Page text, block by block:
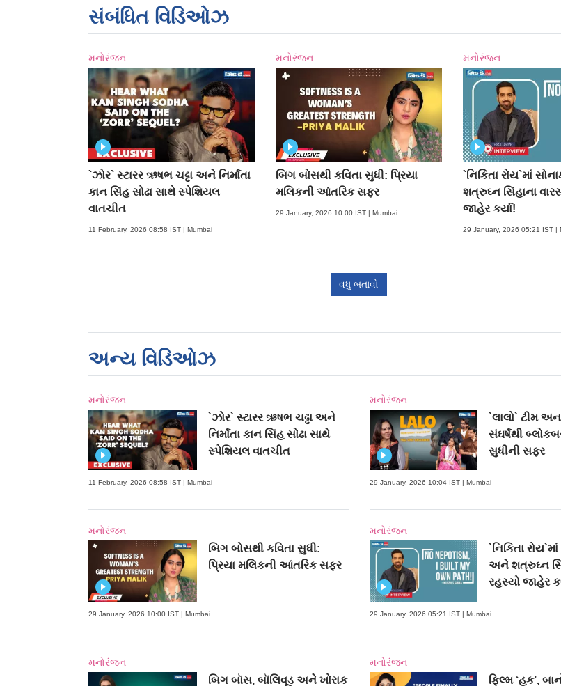
સંબંધિત વિડિઓઝ
મનોરંજન
`ઝોર` સ્ટારર ઋષભ ચઢ્ઢા અને નિર્માતા
કાન સિંહ સોઢા સાથે સ્પેશિયલ
વાતચીત
11 February, 2026 08:58 IST | Mumbai
મનોરંજન
બિગ બોસથી કવિતા સુધી: પ્રિયા
મલિકની આંતરિક સફર
29 January, 2026 10:00 IST | Mumbai
મનોરંજન
`નિકિતા રોય`માં
શત્રુઘ્ન સિંહાના
જાહેર કર્યા!
29 January, 2026 05:21 IST |
વધુ બતાવો
અન્ય વિડિઓઝ
મનોરંજન
`ઝોર` સ્ટારર ઋષભ ચઢ્ઢા અને
નિર્માતા કાન સિંહ સોઢા સાથે
સ્પેશિયલ વાતચીત
11 February, 2026 08:58 IST | Mumbai
મનોરંજન
`લાલો` ટીમ
સંઘર્ષથી
સુધીની સફર
29 January, 2026 10:04 IST | Mumbai
મનોરંજન
બિગ બોસથી કવિતા સુધી:
પ્રિયા મલિકની આંતરિક સફર
29 January, 2026 10:00 IST | Mumbai
મનોરંજન
`નિકિતા રોય`માં
અને શત્રુઘ્ન
રહસ્યો જાહેર
29 January, 2026 05:21 IST | Mumbai
મનોરંજન
બિગ બૉસ, બૉલિવૂડ અને ખોરાક
મનોરંજન
ફિલ્મ ‘હક’,